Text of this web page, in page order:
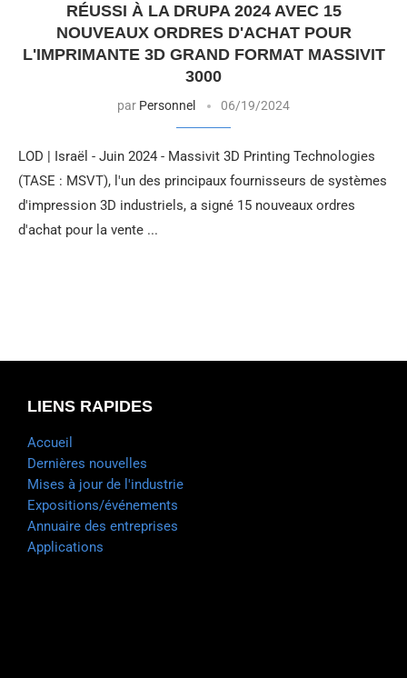
RÉUSSI À LA DRUPA 2024 AVEC 15
NOUVEAUX ORDRES D'ACHAT POUR
L'IMPRIMANTE 3D GRAND FORMAT MASSIVIT
3000
par Personnel 06/19/2024
LOD | Israël - Juin 2024 - Massivit 3D Printing Technologies
(TASE : MSVT), l'un des principaux fournisseurs de systèmes
d'impression 3D industriels, a signé 15 nouveaux ordres
d'achat pour la vente ...
LIENS RAPIDES
Accueil
Dernières nouvelles
Mises à jour de l'industrie
Expositions/événements
Annuaire des entreprises
Applications